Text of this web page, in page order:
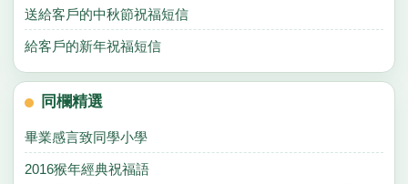
送給客戶的中秋節祝福短信
給客戶的新年祝福短信
同欄精選
畢業感言致同學小學
2016猴年經典祝福語